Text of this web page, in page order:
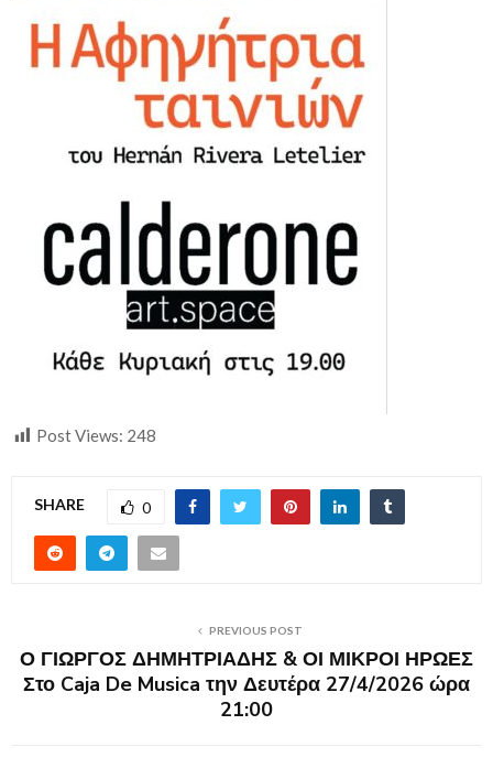
Post Views: 248
SHARE 0
PREVIOUS POST
Ο ΓΙΩΡΓΟΣ ΔΗΜΗΤΡΙΑΔΗΣ & ΟΙ ΜΙΚΡΟΙ ΗΡΩΕΣ
Στο Caja De Musica την Δευτέρα 27/4/2026 ώρα
21:00